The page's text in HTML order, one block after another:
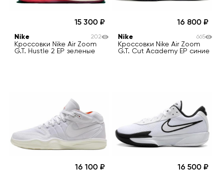
15 300
Nike
Кроссовки Nike Air Zoom
G.T. Hustle 2 EP зеленые
202
16 800
Nike
Кроссовки Nike Air Zoom
G.T. Cut Academy EP синие
665
16 100 16 500